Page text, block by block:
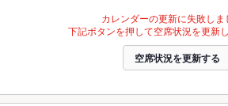
カレンダーの更新に失敗しま
下記ボタンを押して空席状況を更新
空席状況を更新する